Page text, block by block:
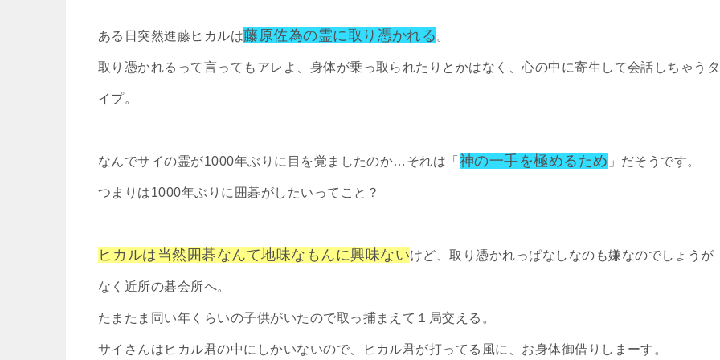
ある日突然進藤ヒカルは藤原佐為の霊に取り憑かれる 。
取り憑かれるって言ってもアレよ、身体が乗っ取られたりとかはなく、心の中に寄生して会話しちゃうタ
イプ。
なんでサイの霊が1000年ぶりに目を覚ましたのか…それは「 神の一手を極めるため 」だそうです。
つまりは1000年ぶりに囲碁がしたいってこと？
ヒカルは当然囲碁なんて地味なもんに興味ないけど、取り憑かれっぱなしなのも嫌なのでしょうが
なく近所の碁会所へ。
たまたま同い年くらいの子供がいたので取っ捕まえて１局交える。
サイさんはヒカル君の中にしかいないので、ヒカル君が打ってる風に、お身体御借りしまーす。